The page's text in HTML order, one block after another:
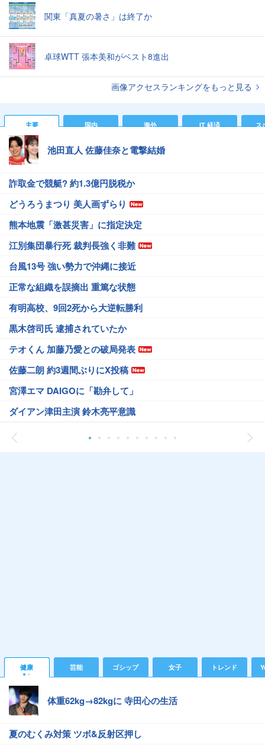
関東「真夏の暑さ」は終了か
卓球WTT 張本美和がベスト8進出
画像アクセスランキングをもっと見る
主要 国内 海外 IT 経済 ス
池田直人 佐藤佳奈と電撃結婚
詐取金で競艇? 約1.3億円脱税か
どうろうまつり 美人画ずらり
熊本地震「激甚災害」に指定決定
江別集団暴行死 裁判長強く非難
台風13号 強い勢力で沖縄に接近
正常な組織を誤摘出 重篤な状態
有明高校、9回2死から大逆転勝利
黒木啓司氏 逮捕されていたか
テオくん 加藤乃愛との破局発表
佐藤二朗 約3週間ぶりにX投稿
宮澤エマ DAIGOに「勘弁して」
ダイアン津田主演 鈴木亮平意識
健康 芸能 ゴシップ 女子 トレンド
体重62kg→82kgに 寺田心の生活
夏のむくみ対策 ツボ&反射区押し